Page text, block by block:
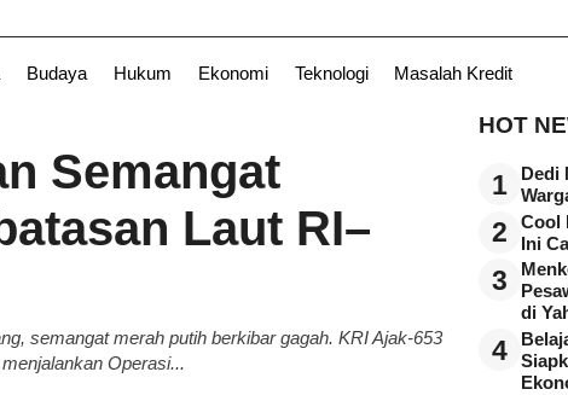
Budaya Hukum Ekonomi Teknologi Masalah Kredit
Semangat
Laut RI–
semangat merah putih berkibar gagah. KRI Ajak-653
Operasi...
HOT
1
Dedi
2
Cool
Ini
3
di
4